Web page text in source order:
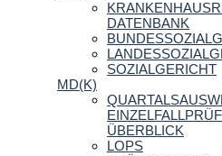
DATENBANK
SOZIALGERICHT
MD(K)
ÜBERBLICK
LOPS